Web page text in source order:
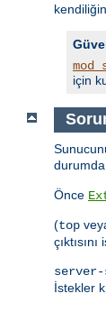
için
Önce
(top
İstekler